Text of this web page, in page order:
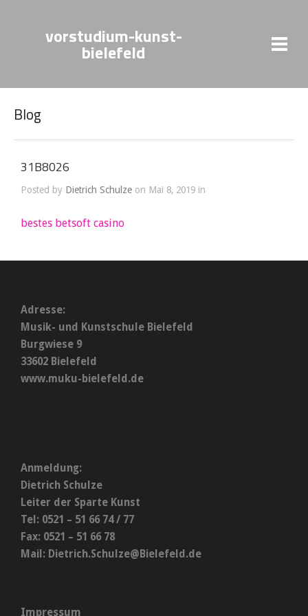
vorstudium-kunst-
bielefeld
Blog
31B8026
Posted by Dietrich Schulze on Mai 8, 2019 in
bestes betsoft casino
Adresse:
Musik- und Kunstschule Bielefeld
Burgwiese 9
33602 Bielefeld
www.muku-bielefeld.de
Anmeldung:
Dietrich Schulze
Leiter der Sparte Kunst
Tel: 0521 – 51 66 74 / 77
Fax: 0521 – 51 66 78
Mail: Dietrich.Schulze@Bielefeld.de
Impressum